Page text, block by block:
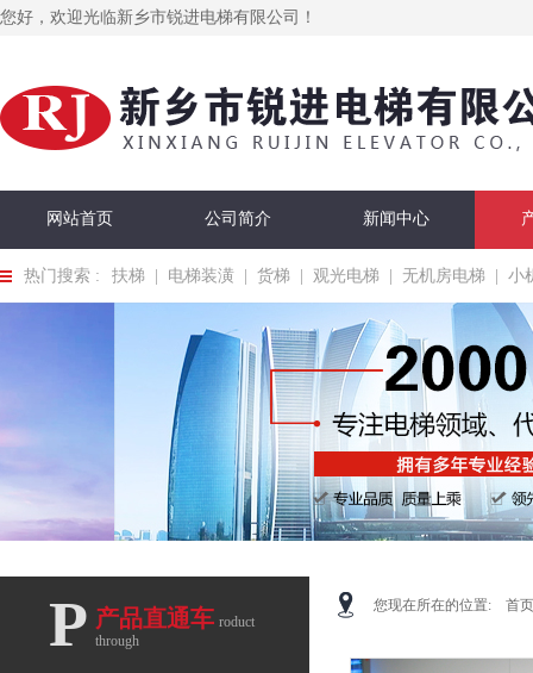
您好，欢迎光临新乡市锐进电梯有限公司！
网站首页 公司简介 新闻中心
在线留言 联系我们
热门搜索 : 扶梯 电梯装潢 货梯 观光电梯 无机房电梯 小
P 产品直通车 roduct
through
您现在所在的位置: 首页